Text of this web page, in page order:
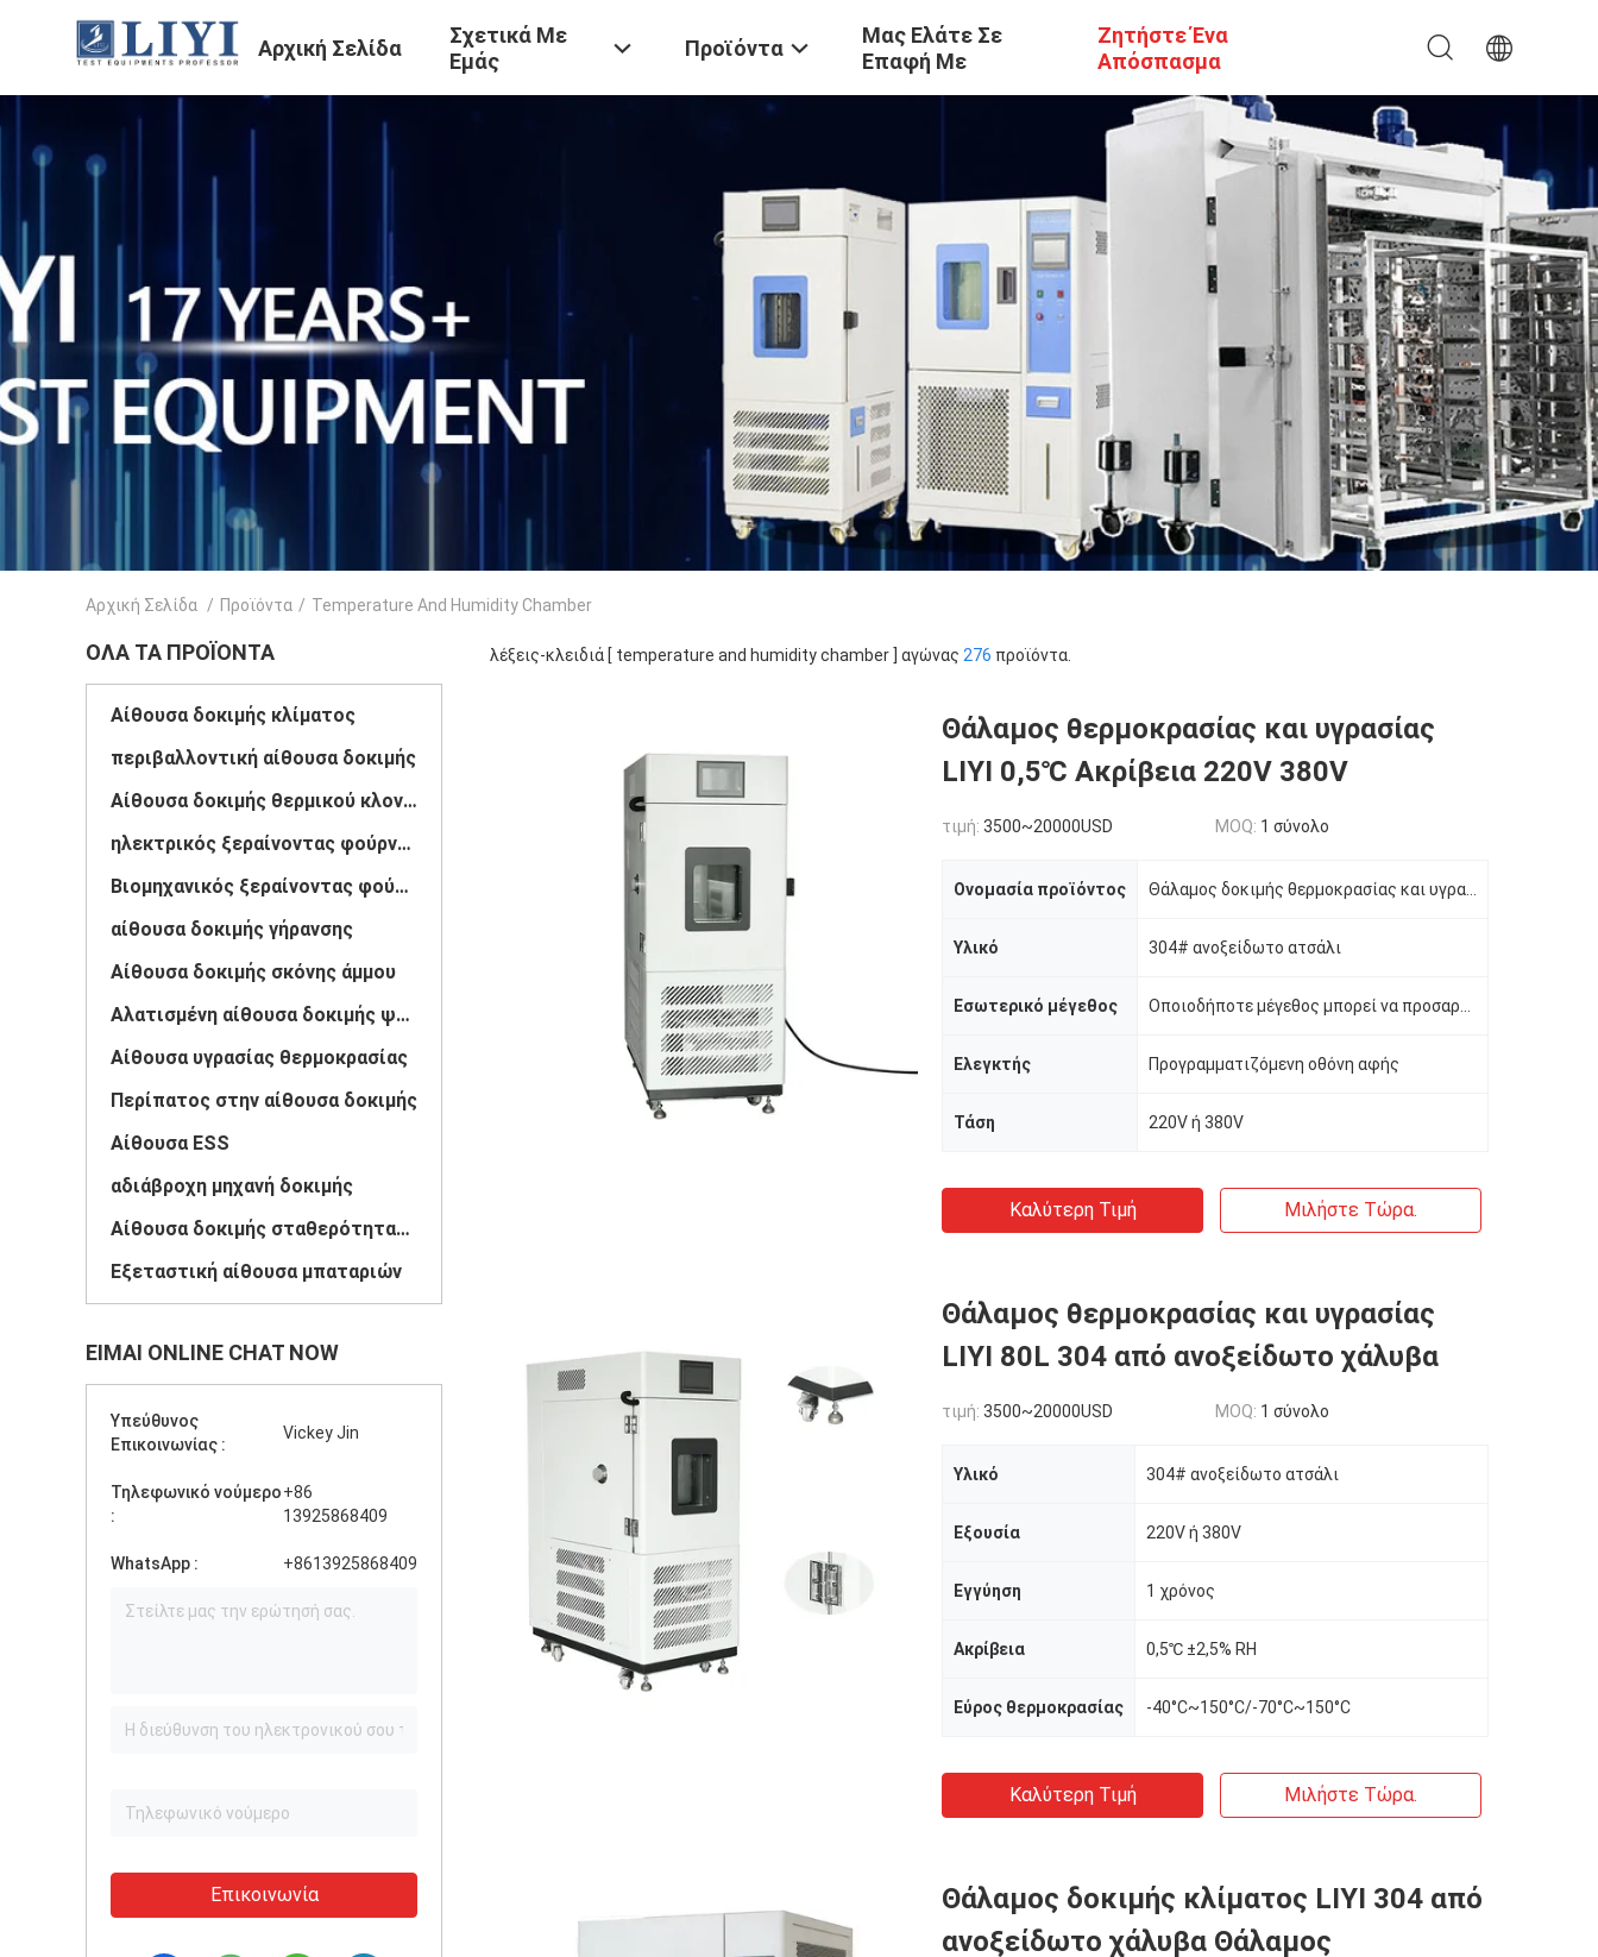
Αρχική Σελίδα
Σχετικά Με
Εμάς
Προϊόντα
Μας Ελάτε Σε
Επαφή Με
Ζητήστε Ένα
Απόσπασμα
Αρχική Σελίδα / Προϊόντα / Temperature And Humidity Chamber
ΌΛΑ ΤΑ ΠΡΟΪΌΝΤΑ
Αίθουσα δοκιμής κλίματος
περιβαλλοντική αίθουσα δοκιμής
Αίθουσα δοκιμής θερμικού κλονισμού
ηλεκτρικός ξεραίνοντας φούρνος
Βιομηχανικός ξεραίνοντας φούρνος
αίθουσα δοκιμής γήρανσης
Αίθουσα δοκιμής σκόνης άμμου
Αλατισμένη αίθουσα δοκιμής ψεκασμού
Αίθουσα υγρασίας θερμοκρασίας
Περίπατος στην αίθουσα δοκιμής
Αίθουσα ESS
αδιάβροχη μηχανή δοκιμής
Αίθουσα δοκιμής σταθερότητας φαρμάκων
Εξεταστική αίθουσα μπαταριών
ΕΊΜΑΙ ONLINE CHAT NOW
Υπεύθυνος
Επικοινωνίας :
Vickey Jin
Τηλεφωνικό νούμερο
:
+86
13925868409
WhatsApp : +8613925868409
Επικοινωνία
λέξεις-κλειδιά [ temperature and humidity chamber ] αγώνας 276 προϊόντα.
Θάλαμος θερμοκρασίας και υγρασίας
LIYI 0,5℃ Ακρίβεια 220V 380V
τιμή: 3500~20000USD MOQ: 1 σύνολο
Ονομασία προϊόντος
Υλικό 304# ανοξείδωτο ατσάλι
Εσωτερικό μέγεθος
Ελεγκτής Προγραμματιζόμενη οθόνη αφής
Τάση 220V ή 380V
Καλύτερη Τιμή Μιλήστε Τώρα.
Θάλαμος θερμοκρασίας και υγρασίας
LIYI 80L 304 από ανοξείδωτο χάλυβα
τιμή: 3500~20000USD MOQ: 1 σύνολο
Υλικό 304# ανοξείδωτο ατσάλι
Εξουσία 220V ή 380V
Εγγύηση 1 χρόνος
Ακρίβεια 0,5℃ ±2,5% RH
Εύρος θερμοκρασίας -40°C~150°C/-70°C~150°C
Καλύτερη Τιμή Μιλήστε Τώρα.
Θάλαμος δοκιμής κλίματος LIYI 304 από
ανοξείδωτο χάλυβα Θάλαμος